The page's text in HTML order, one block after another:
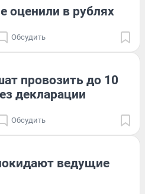
оценили в рублях
Обсудить
провозить до 10
декларации
Обсудить
ведущие